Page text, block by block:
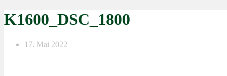
K1600_DSC_1800
17. Mai 2022